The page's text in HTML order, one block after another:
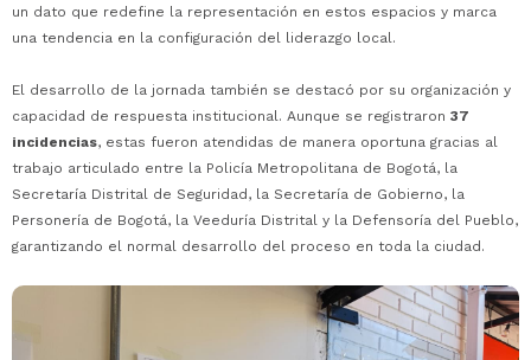
un dato que redefine la representación en estos espacios y marca
una tendencia en la configuración del liderazgo local.
El desarrollo de la jornada también se destacó por su organización y
capacidad de respuesta institucional. Aunque se registraron 37
incidencias, estas fueron atendidas de manera oportuna gracias al
trabajo articulado entre la Policía Metropolitana de Bogotá, la
Secretaría Distrital de Seguridad, la Secretaría de Gobierno, la
Personería de Bogotá, la Veeduría Distrital y la Defensoría del Pueblo,
garantizando el normal desarrollo del proceso en toda la ciudad.